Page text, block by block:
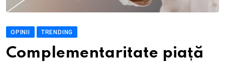
OPINII TRENDING
Complementaritate piață